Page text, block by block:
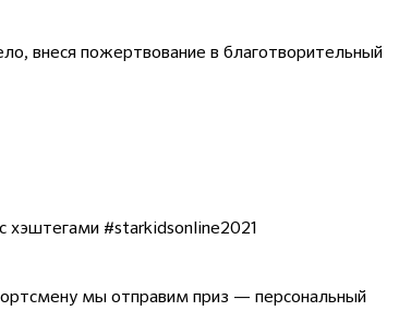
внеся пожертвование в благотворительный
хэштегами #starkidsonline2021
мы отправим приз — персональный